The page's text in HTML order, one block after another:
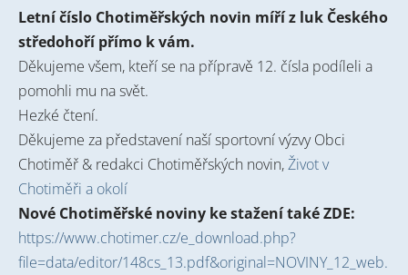
Letní číslo Chotiměřských novin míří z luk Českého
středohoří přímo k vám.
Děkujeme všem, kteří se na přípravě 12. čísla podíleli a
pomohli mu na svět.
Hezké čtení.
Děkujeme za představení naší sportovní výzvy Obci
Chotiměř & redakci Chotiměřských novin,Život v
Chotiměři a okolí
Nové Chotiměřské noviny ke stažení také ZDE:
https://www.chotimer.cz/e_download.php?
file=data/editor/148cs_13.pdf&original=NOVINY_12_web.